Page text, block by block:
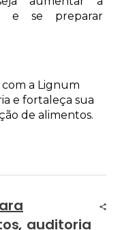
e se preparar
a Lignum
e fortaleça sua
de alimentos.
, auditoria